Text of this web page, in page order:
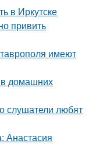
в Иркутске
привить
имеют
домашних
слушатели любят
Анастасия